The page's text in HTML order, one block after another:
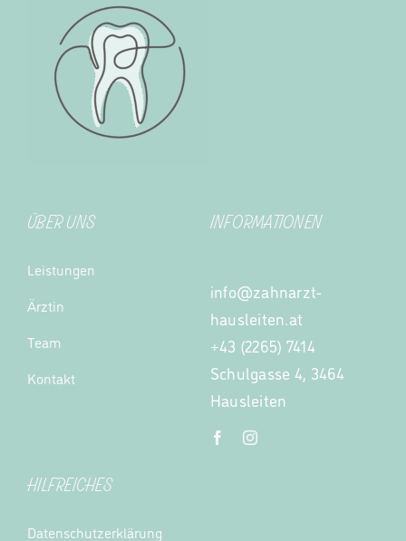
ÜBER UNS
Leistungen
Ärztin
Team
Kontakt
INFORMATIONEN
info@zahnarzt-
hausleiten.at
+43 (2265) 7414
Schulgasse 4, 3464
Hausleiten
HILFREICHES
Datenschutzerklärung